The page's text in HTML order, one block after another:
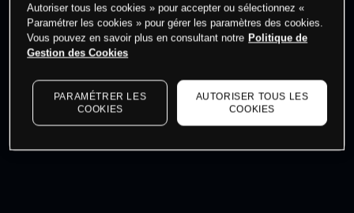
Connectez-vous
dernières données du marché.Log into see latest
market data
Autoriser tous les cookies » pour accepter ou sélectionnez «
Paramétrer les cookies » pour gérer les paramètres des cookies.
Vous pouvez en savoir plus en consultant notre Politique de
Gestion des Cookies
PARAMÉTRER LES
COOKIES
AUTORISER TOUS LES
COOKIES